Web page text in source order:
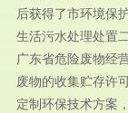
后获得了市环境保
生活污水处理处置
广东省危险废物经
废物的收集贮存
定制环保技术方案